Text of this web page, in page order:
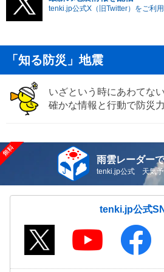
tenki.jp公式X（旧Twitter）をご利用
「知る防災」地震
いざという時にあわてな
確かな情報と行動で防災
雨雲レーダー
tenki.jp公式 天気予
tenki.jp公式